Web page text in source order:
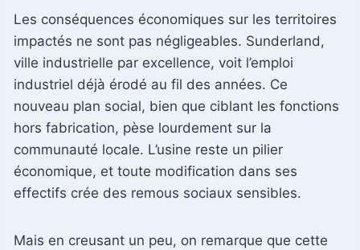
Les conséquences économiques sur les territoires
impactés ne sont pas négligeables. Sunderland,
ville industrielle par excellence, voit l’emploi
industriel déjà érodé au fil des années. Ce
nouveau plan social, bien que ciblant les fonctions
hors fabrication, pèse lourdement sur la
communauté locale. L’usine reste un pilier
économique, et toute modification dans ses
effectifs crée des remous sociaux sensibles.
Mais en creusant un peu, on remarque que cette